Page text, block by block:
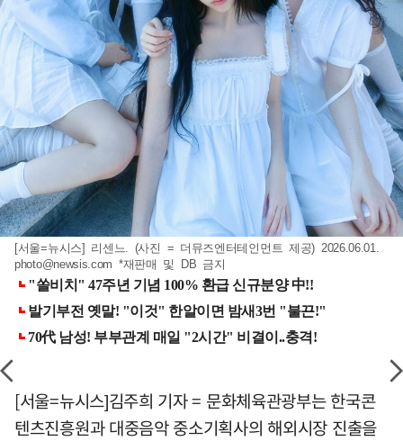
[서울=뉴시스] 리센느. (사진 = 더뮤즈엔터테인먼트 제공) 2026.06.01.
photo@newsis.com *재판매 및 DB 금지
[서울=뉴시스]김주희 기자 = 문화체육관광부는 한국콘
텐츠진흥원과 대중음악 중소기획사의 해외시장 진출을